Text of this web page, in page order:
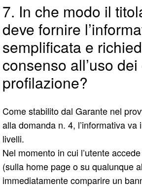
7. In che modo il
deve fornire
semplificata e
consenso all’uso
profilazione?
Come stabilito dal Garante nel
alla domanda n. 4, l’informativa va
livelli.
Nel momento in cui l’utente
(sulla home page o su qualunque
immediatamente comparire un